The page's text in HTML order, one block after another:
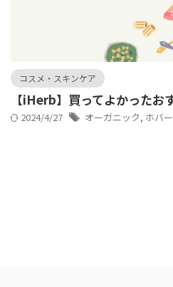
コスメ・スキンケア
【iHerb】買ってよかったお
2024/4/27 オーガニック, ホバ